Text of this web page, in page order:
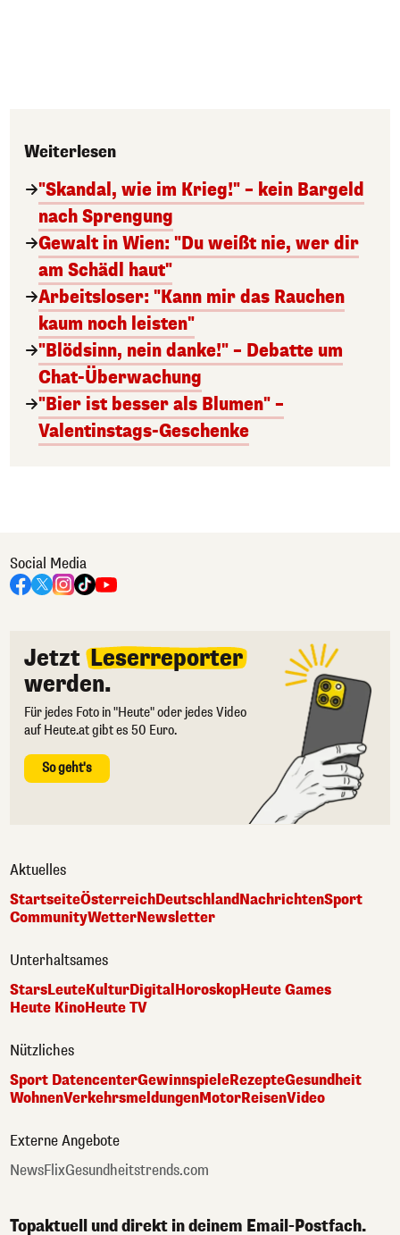
Weiterlesen
"Skandal, wie im Krieg!" – kein Bargeld
nach Sprengung
Gewalt in Wien: "Du weißt nie, wer dir
am Schädl haut"
Arbeitsloser: "Kann mir das Rauchen
kaum noch leisten"
"Blödsinn, nein danke!" – Debatte um
Chat-Überwachung
"Bier ist besser als Blumen" –
Valentinstags-Geschenke
Social Media
Jetzt Leserreporter
werden.
Für jedes Foto in "Heute" oder jedes Video
auf Heute.at gibt es 50 Euro.
So geht's
Aktuelles
StartseiteÖsterreichDeutschlandNachrichtenSport
CommunityWetterNewsletter
Unterhaltsames
StarsLeuteKulturDigital HoroskopHeute Games
Heute KinoHeute TV
Nützliches
Sport DatencenterGewinnspieleRezepteGesundheit
WohnenVerkehrsmeldungenMotorReisenVideo
Externe Angebote
NewsFlixGesundheitstrends.com
Topaktuell und direkt in deinem Email-Postfach.